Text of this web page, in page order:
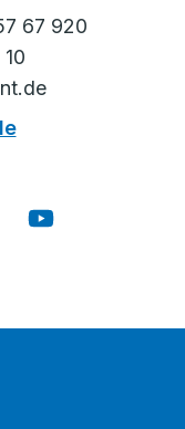
67 920